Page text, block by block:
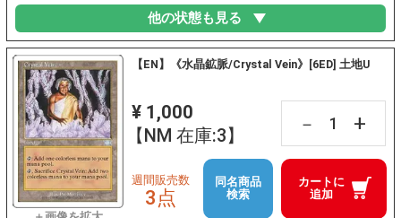
他の状態も見る
【EN】《水晶鉱脈/Crystal Vein》[6ED] 土地U
¥ 1,000
【NM 在庫:3】
－ +
カートに
追加
週間販売数
3点
同名商品
検索